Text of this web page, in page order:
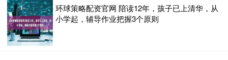
环球策略配资官网 陪读12年，孩子已上清华，从
小学起，辅导作业把握3个原则